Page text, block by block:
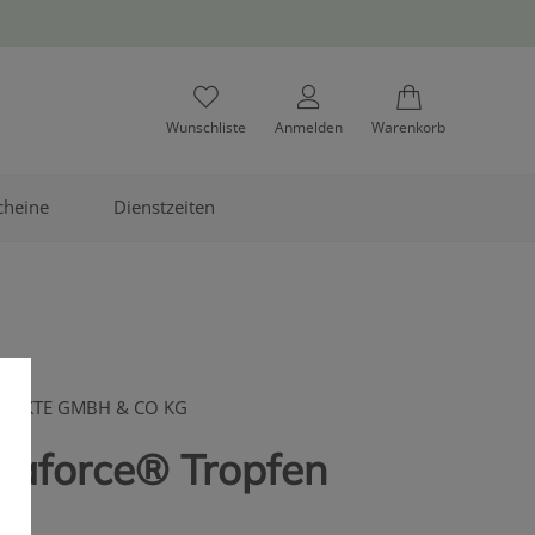
Wunschliste Anmelden Warenkorb
Dienstzeiten
GMBH & CO KG
Tropfen